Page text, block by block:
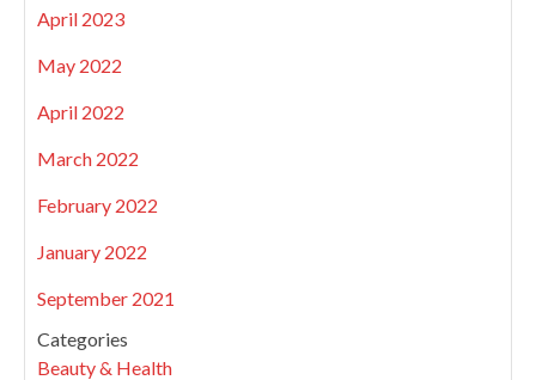
April 2023
May 2022
April 2022
March 2022
February 2022
January 2022
September 2021
Categories
Beauty & Health